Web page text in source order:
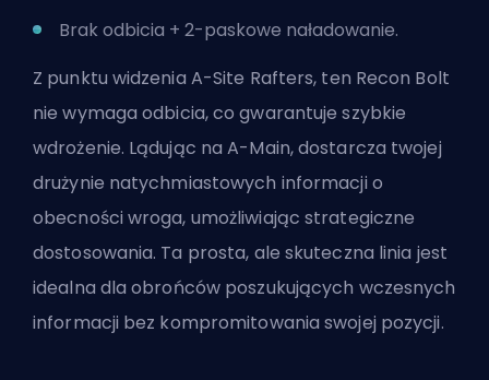
Brak odbicia + 2-paskowe naładowanie.
Z punktu widzenia A-Site Rafters, ten Recon Bolt
nie wymaga odbicia, co gwarantuje szybkie
wdrożenie. Lądując na A-Main, dostarcza twojej
drużynie natychmiastowych informacji o
obecności wroga, umożliwiając strategiczne
dostosowania. Ta prosta, ale skuteczna linia jest
idealna dla obrońców poszukujących wczesnych
informacji bez kompromitowania swojej pozycji.